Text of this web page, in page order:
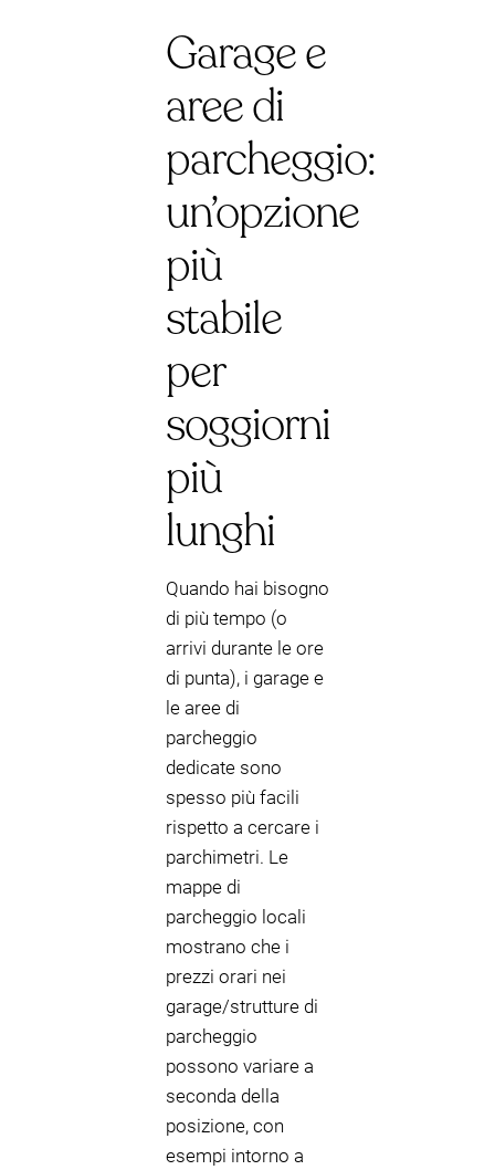
Garage e
aree di
parcheggio:
un’opzione
più
stabile
per
soggiorni
più
lunghi
Quando hai bisogno
di più tempo (o
arrivi durante le ore
di punta), i garage e
le aree di
parcheggio
dedicate sono
spesso più facili
rispetto a cercare i
parchimetri. Le
mappe di
parcheggio locali
mostrano che i
prezzi orari nei
garage/strutture di
parcheggio
possono variare a
seconda della
posizione, con
esempi intorno a